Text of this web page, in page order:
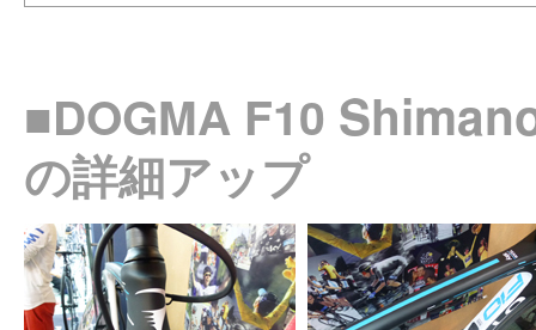
■DOGMA F10
の詳細アップ